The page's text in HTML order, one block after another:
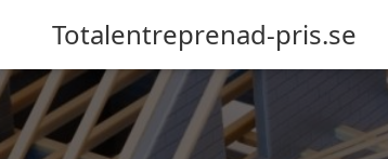
Totalentreprenad-pris.se